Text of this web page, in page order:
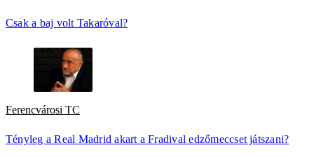
Csak a baj volt Takaróval?
Ferencvárosi TC
Tényleg a Real Madrid akart a Fradival edzőmeccset játszani?